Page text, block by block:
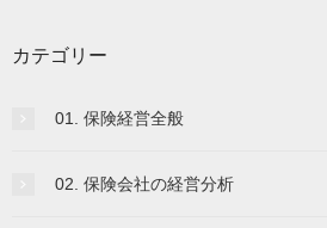
カテゴリー
01. 保険経営全般
02. 保険会社の経営分析